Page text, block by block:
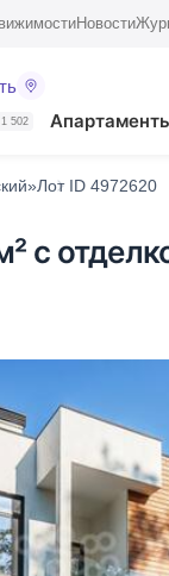
Новости
1 502
Лот ID 4972620
с
На карте